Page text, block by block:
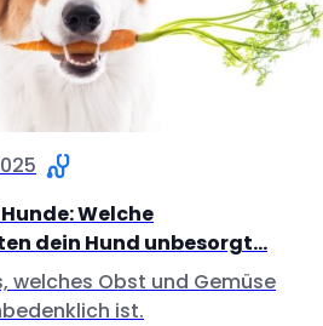
Welche
dein Hund unbesorgt...
welches Obst und Gemüse
ist.